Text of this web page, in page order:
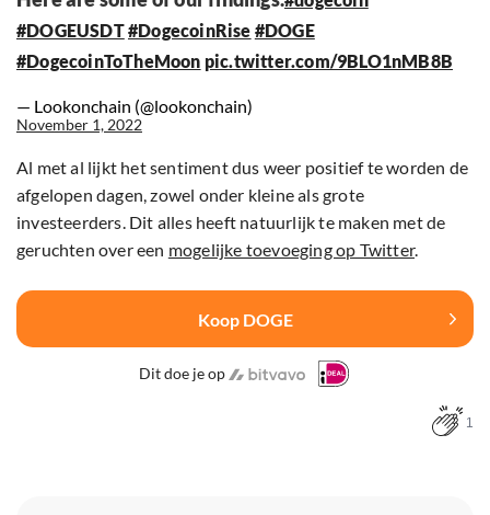
#DOGEUSDT#DogecoinRise #DOGE
#DogecoinToTheMoon pic.twitter.com/9BLO1nMB8B
— Lookonchain (@lookonchain)
November 1, 2022
Al met al lijkt het sentiment dus weer positief te worden de
afgelopen dagen, zowel onder kleine als grote
investeerders. Dit alles heeft natuurlijk te maken met de
geruchten over een mogelijke toevoeging op Twitter.
Koop DOGE
Dit doe je op
1